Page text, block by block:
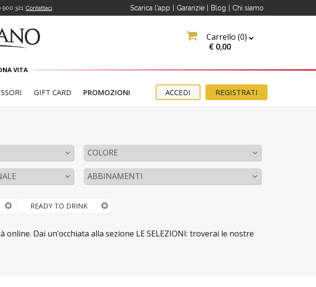
900 321 Contattaci Scarica l'app Garanzie Blog Chi siamo
Carrello (0)
€ 0,00
VITA
GIFT CARD PROMOZIONI REGISTRATI
ACCEDI
COLORE
ABBINAMENTI
READY TO DRINK
Dai un’occhiata alla sezione LE SELEZIONI: troverai le nostre